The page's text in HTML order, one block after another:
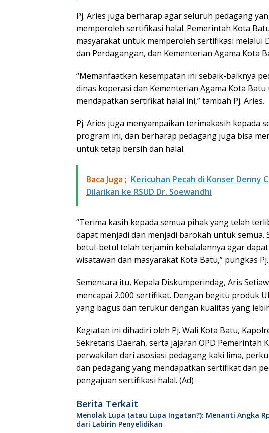
Pj. Aries juga berharap agar seluruh pedagang
memperoleh sertifikasi halal. Pemerintah Kota
masyarakat untuk memperoleh sertifikasi melalui
dan Perdagangan, dan Kementerian Agama Kota
“Memanfaatkan kesempatan ini sebaik-baiknya
dinas koperasi dan Kementerian Agama Kota
mendapatkan sertifikat halal ini,” tambah Pj. Aries.
Pj. Aries juga menyampaikan terimakasih kepada
program ini, dan berharap pedagang juga bisa
untuk tetap bersih dan halal.
Baca Juga ; Kericuhan Pecah di Konser Denny
Dilarikan ke RSUD Dr. Soewandhi
“Terima kasih kepada semua pihak yang telah
dapat menjadi dan menjadi barokah untuk
betul-betul telah terjamin kehalalannya agar
wisatawan dan masyarakat Kota Batu,” pungkas
Sementara itu, Kepala Diskumperindag, Aris
mencapai 2.000 sertifikat. Dengan begitu produk
yang bagus dan terukur dengan kualitas yang
Kegiatan ini dihadiri oleh Pj. Wali Kota Batu,
Sekretaris Daerah, serta jajaran OPD Pemerintah
perwakilan dari asosiasi pedagang kaki lima,
dan pedagang yang mendapatkan sertifikat dan
pengajuan sertifikasi halal. (Ad)
Berita Terkait
Menolak Lupa (atau Lupa Ingatan?): Menanti Angka
dari Labirin Penyelidikan